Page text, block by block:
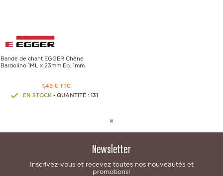
Bande de chant EGGER Chêne
Bardolino 1ML x 23mm Ep. 1mm
1,49 € TTC
EN STOCK - QUANTITÉ : 131
Newsletter
Inscrivez-vous et recevez toutes nos nouveautés et
promotions!